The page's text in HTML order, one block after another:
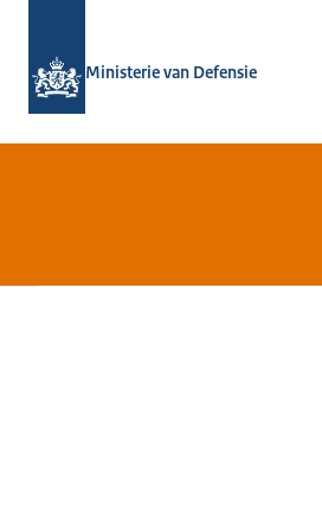
Ministerie van Defensie